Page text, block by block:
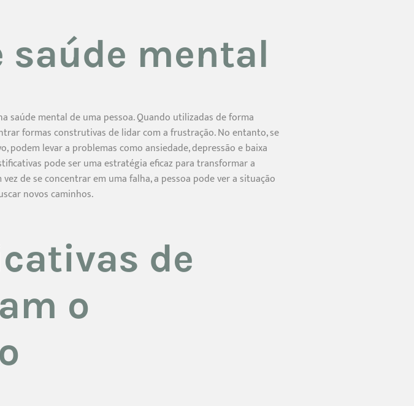
mental
mental de uma pessoa. Quando utilizadas de forma
formas construtivas de lidar com a frustração. No entanto, se
levar a problemas como ansiedade, depressão e baixa
pode ser uma estratégia eficaz para transformar a
de se concentrar em uma falha, a pessoa pode ver a situação
novos caminhos.
de
o